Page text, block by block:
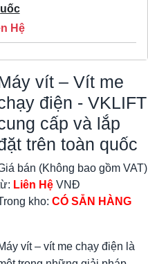
Hệ
vít – Vít me
điện - VKLIFT
cấp và lắp
trên toàn quốc
bán (Không bao gồm VAT)
Liên Hệ VNĐ
kho: CÓ SẴN HÀNG
vít – vít me chạy điện là